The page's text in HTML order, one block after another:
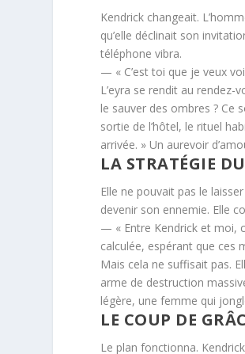
Kendrick changeait.
qu’elle déclinait son
téléphone vibra.
— « C’est toi que je veux
L’eyra se rendit au
le sauver des ombres ? Ce
sortie de l’hôtel, le rituel
arrivée. » Un aurevoir
LA STRATÉGIE
Elle ne pouvait pas le
devenir son ennemie. Elle
— « Entre Kendrick et moi,
calculée, espérant que ces
Mais cela ne suffisait pas.
arme de destruction
légère, une femme qui
LE COUP DE
Le plan fonctionna.